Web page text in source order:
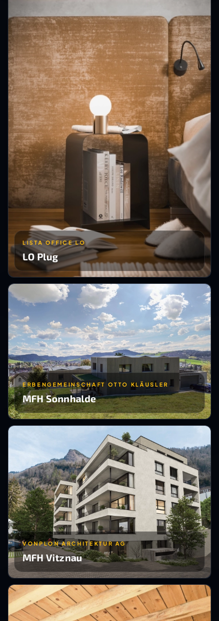
LISTA OFFICE LO
LO Plug
ERBENGEMEINSCHAFT OTTO KLÄUSLER
MFH Sonnhalde
VONPLON ARCHITEKTUR AG
MFH Vitznau